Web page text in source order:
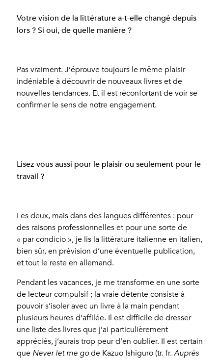
Votre vision de la littérature a-t-elle changé depuis
lors ? Si oui, de quelle manière ?
Pas vraiment. J’éprouve toujours le même plaisir
indéniable à découvrir de nouveaux livres et de
nouvelles tendances. Et il est réconfortant de voir se
confirmer le sens de notre engagement.
Lisez-vous aussi pour le plaisir ou seulement pour le
travail ?
Les deux, mais dans des langues différentes : pour
des raisons professionnelles et pour une sorte de
« par condicio », je lis la littérature italienne en italien,
bien sûr, en prévision d’une éventuelle publication,
et tout le reste en allemand.
Pendant les vacances, je me transforme en une sorte
de lecteur compulsif ; la vraie détente consiste à
pouvoir s’isoler avec un livre à la main pendant
plusieurs heures d’affilée. Il est difficile de dresser
une liste des livres que j’ai particulièrement
appréciés, j’aurais trop peur d’en oublier. Il est certain
que Never let me gode Kazuo Ishiguro (tr. fr.Auprès